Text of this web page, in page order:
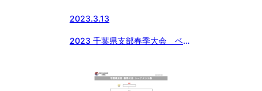
2023.3.13
2023 千葉県支部春季大会 ベス